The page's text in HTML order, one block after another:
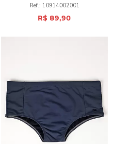
10914002001
R$ 89,90